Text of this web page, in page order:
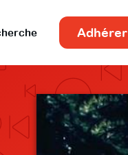
Adhérer